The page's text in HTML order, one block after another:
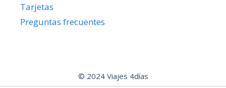
Tarjetas
Preguntas frecuentes
© 2024 Viajes 4días